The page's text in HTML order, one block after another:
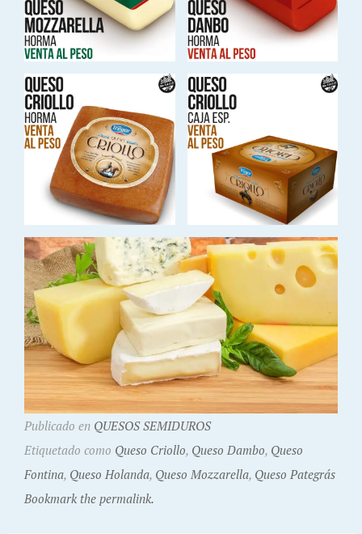
Publicado en QUESOS SEMIDUROS
Etiquetado como Queso Criollo, Queso Dambo, Queso
Fontina, Queso Holanda, Queso Mozzarella, Queso Pategrás
Bookmark the permalink.